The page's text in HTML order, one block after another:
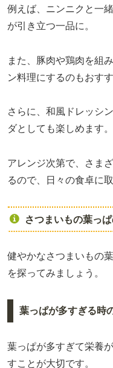
例えば、ニンニクと一
が引き立つ一品に。
また、豚肉や鶏肉を組
ン料理にするのもおすす
さらに、和風ドレッシ
ダとしても楽しめます。
アレンジ次第で、さま
るので、日々の食卓に
さつまいもの葉っ
健やかなさつまいもの
を探ってみましょう。
葉っぱが多すぎる時
葉っぱが多すぎて栄養
すことが大切です。